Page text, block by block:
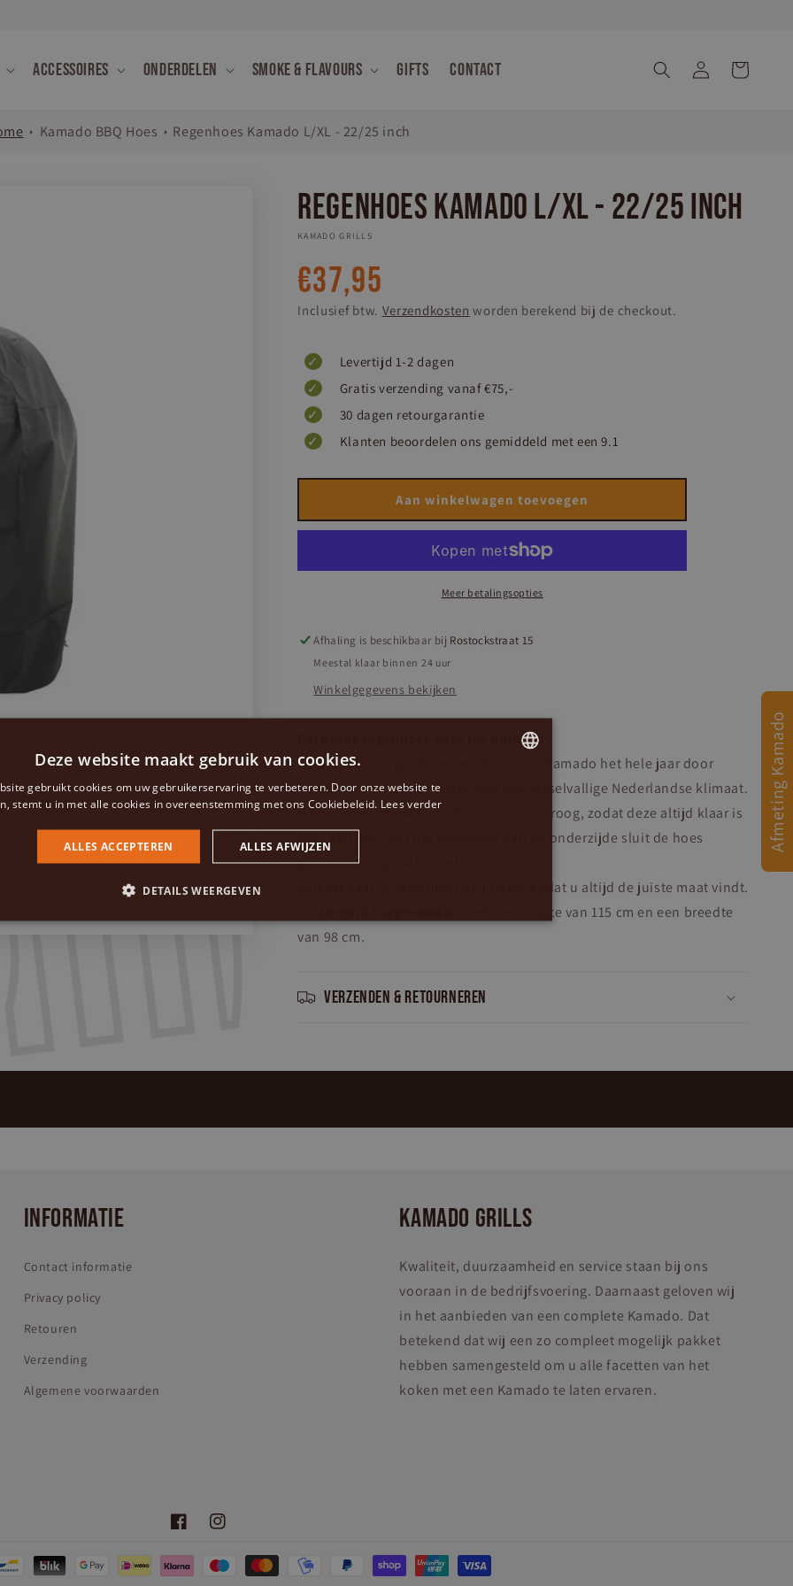
Accessoires Onderdelen Smoke & Flavours Gifts Contact InloggenWinkelwagen
Kamado BBQ Hoes Regenhoes Kamado L/XL - 22/25 inch
Regenhoes Kamado L/XL - 22/25 inch
KAMADO GRILLS
Normale
prijs
€37,95
Inclusief btw. Verzendkosten worden berekend bij de checkout.
Levertijd 1-2 dagen
Gratis verzending vanaf €75,-
30 dagen retourgarantie
Klanten beoordelen ons gemiddeld met een 9.1
Aan winkelwagen toevoegen
Meer betalingsopties
Afhaling is beschikbaar bij Rostockstraat 15
Meestal klaar binnen 24 uur
Winkelgegevens bekijken
Barbecue regenhoes voor uw Kamado
De barbecue regenhoes beschermt uw Kamado het hele jaar door
tegen weer en wind, ideaal voor het wisselvallige Nederlandse klimaat.
De hoes houdt uw Kamado schoon en droog, zodat deze altijd klaar is
voor gebruik. Met het trekkoord aan de onderzijde sluit de hoes
perfect aan op uw Kamado.
Verkrijgbaar in verschillende maten, zodat u altijd de juiste maat vindt.
heeft een lengte van 115 cm en een breedte
van 98 cm.
Verzenden & retourneren
INFORMATIE
Contact informatie
Privacy policy
Retouren
Verzending
Algemene voorwaarden
KAMADO GRILLS
Kwaliteit, duurzaamheid en service staan bij ons
vooraan in de bedrijfsvoering. Daarnaast geloven wij
in het aanbieden van een complete Kamado. Dat
betekend dat wij een zo compleet mogelijk pakket
hebben samengesteld om u alle facetten van het
koken met een Kamado te laten ervaren.
FacebookInstagram
Deze website maakt gebruik van cookies.
gebruikt cookies om uw gebruikerservaring te verbeteren. Door onze website te
stemt u in met alle cookies in overeenstemming met ons Cookiebeleid. Lees verder
ALLES ACCEPTEREN ALLES AFWIJZEN
DETAILS WEERGEVEN
Afmeting Kamado